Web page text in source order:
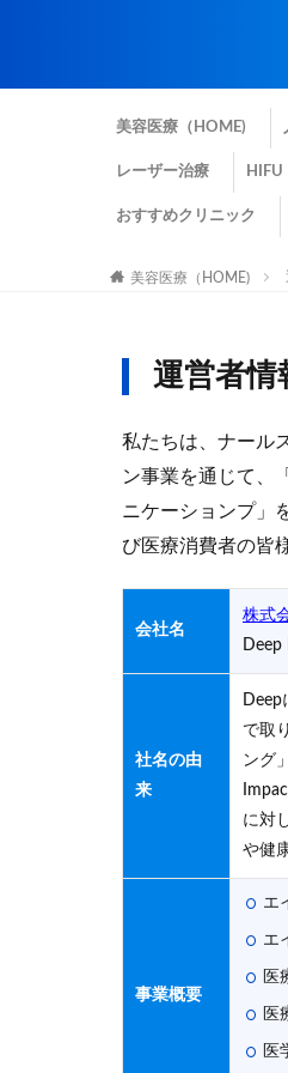
美容医療（HOME)
レーザー治療 HIFU
おすすめクリニック
美容医療（HOME)
運営者情
私たちは、ナール
ン事業を通じて、
ニケーションプ」
び医療消費者の皆
会社名
株式
Deep
社名の由
来
Deep
で取
ング
に対
や健
事業概要
エ
エ
医
医
医